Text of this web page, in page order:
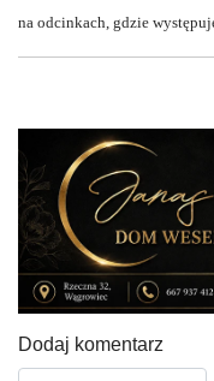
na odcinkach, gdzie
Dodaj komentarz